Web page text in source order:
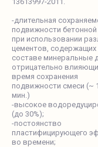
-длительная
подвижности бетонной
при использовании
цементов, содержащих
составе минеральные
отрицательно
время сохранения
подвижности смеси (~
мин.)
-высокое
(до 30%);
-постоянство
пластифицирующего
во времени;